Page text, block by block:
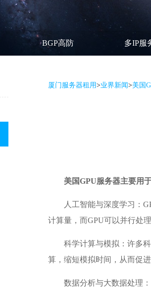
BGP高防 多IP服
厦门服务器租用>业界新闻>美国
美国GPU服务器主要用
人工智能与深度学习：
计算量，而GPU可以并行处
科学计算与模拟：许多
算，缩短模拟时间，从而促
数据分析与大数据处理